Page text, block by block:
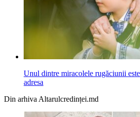
Unul dintre miracolele rugăciunii
adresa
Din arhiva Altarulcredinței.md